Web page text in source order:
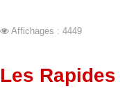
Affichages : 4449
Les Rapides